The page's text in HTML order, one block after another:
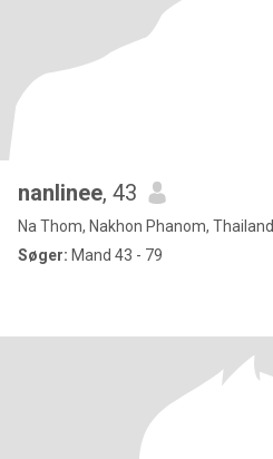
nanlinee, 43
Na Thom, Nakhon Phanom, Thailand
Søger: Mand 43 - 79